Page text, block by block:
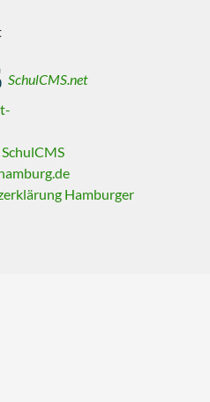
SchulCMS.net
Hamburger